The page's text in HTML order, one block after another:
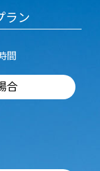
ラン
間
合